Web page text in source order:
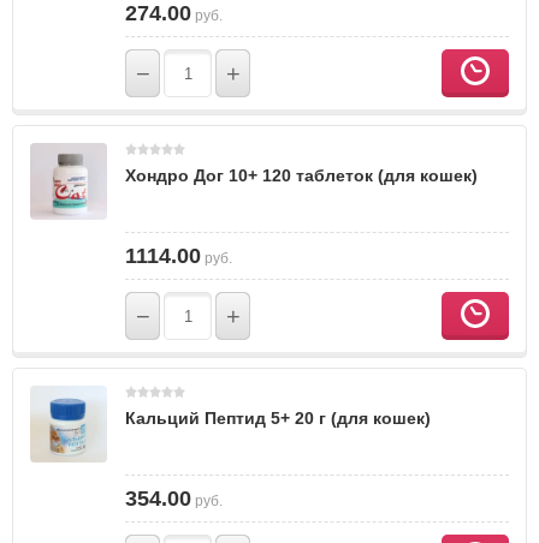
274.00 руб.
− +
Хондро Дог 10+ 120 таблеток (для кошек)
1114.00 руб.
− +
Кальций Пептид 5+ 20 г (для кошек)
354.00 руб.